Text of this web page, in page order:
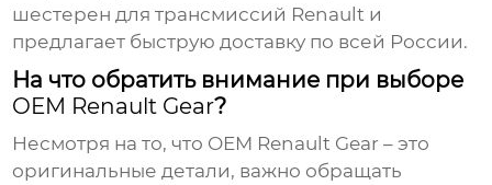
шестерен для трансмиссий Renault и
предлагает быструю доставку по всей России.
На что обратить внимание при выборе
OEM Renault Gear?
Несмотря на то, что OEM Renault Gear – это
оригинальные детали, важно обращать